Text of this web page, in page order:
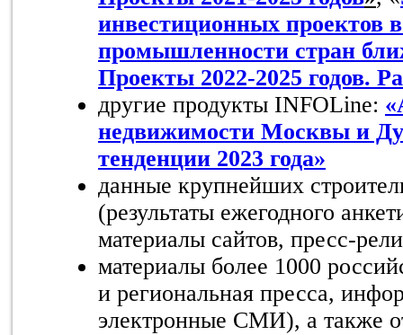
инвестиционных проектов
промышленности стран
Проекты 2022-2025 годов.
другие продукты INFOLine:
недвижимости Москвы и
тенденции 2023 года»
данные крупнейших
(результаты ежегодного
материалы сайтов, пресс-
материалы более 1000
и региональная пресса,
электронные СМИ), а также